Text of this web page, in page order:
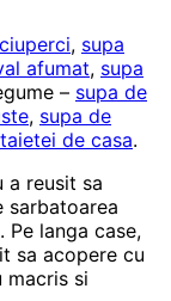
, supa
afumat, supa
– supa de
, supa de
de casa.
a reusit sa
sarbatoarea
Pe langa case,
sa acopere cu
macris si